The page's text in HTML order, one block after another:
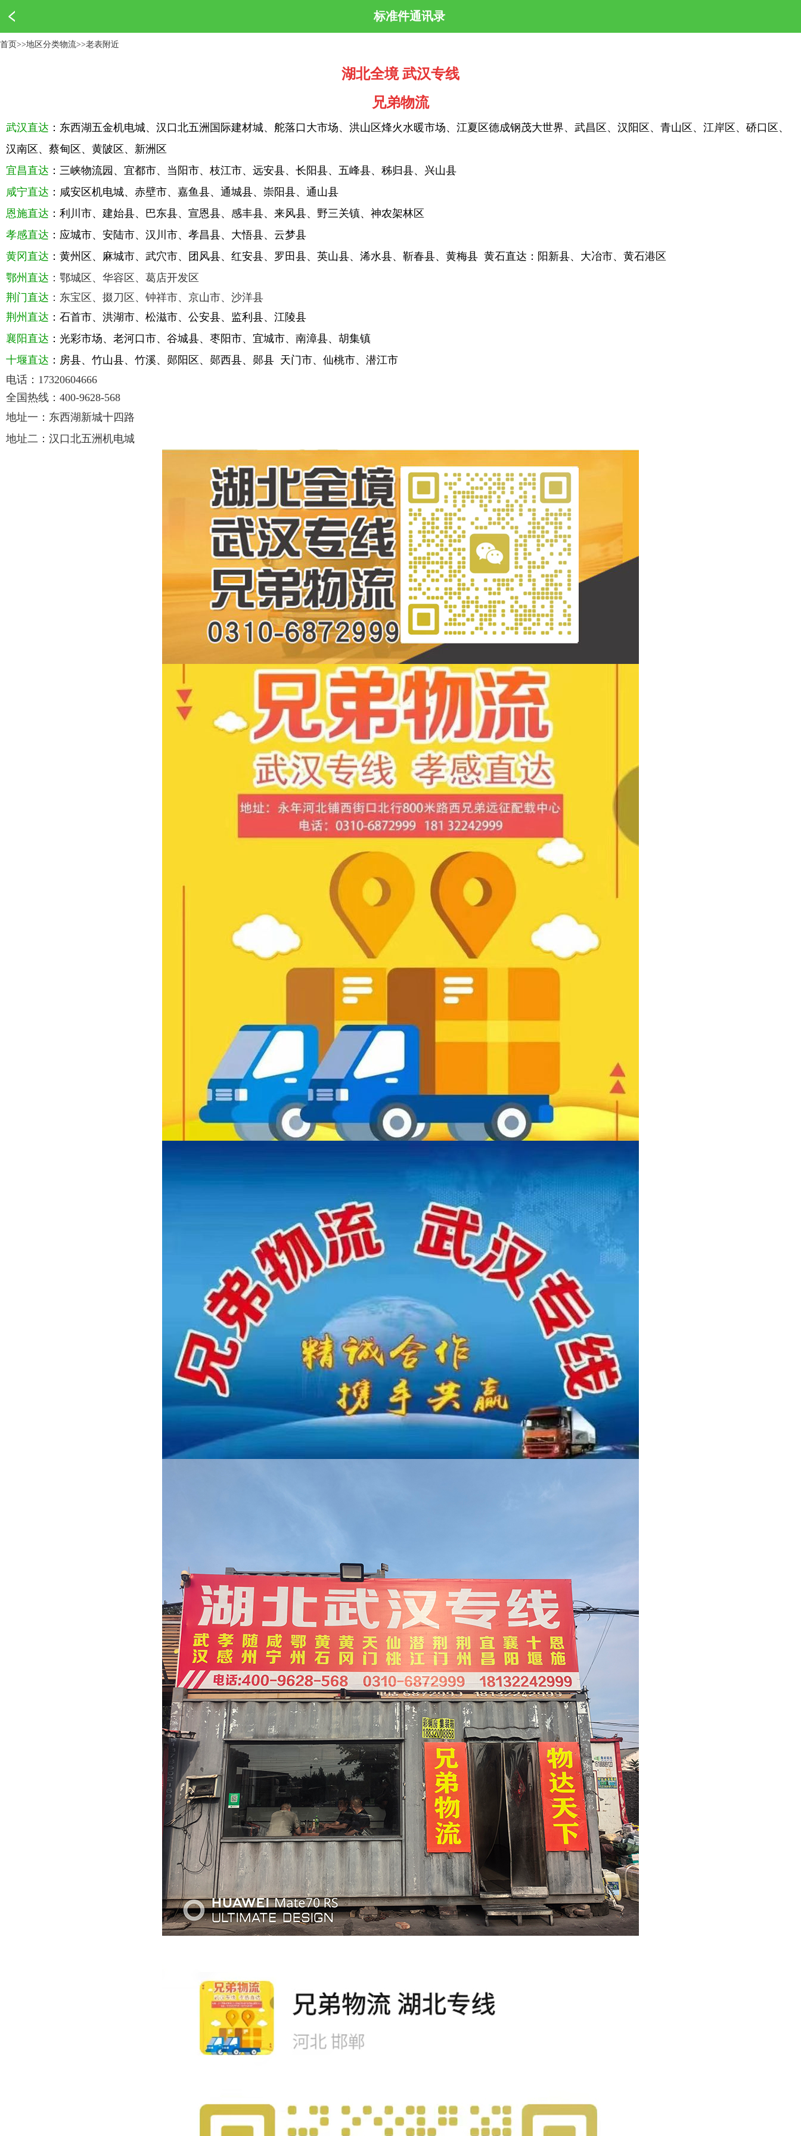
标准件通讯录
首页>>地区分类物流>>老表附近
湖北全境 武汉专线
兄弟物流
武汉直达 ：东西湖五金机电城、汉口北五洲国际建材城、舵落口大市场、洪山区烽火水暖市场、江夏区德成钢茂大世界、武昌区、汉阳区、青山区、江岸区、硚口区、
汉南区、蔡甸区、黄陂区、新洲区
宜昌直达 ：三峡物流园、宜都市、当阳市、枝江市、远安县、长阳县、五峰县、秭归县、兴山县
咸宁直达 ：咸安区机电城、赤壁市、嘉鱼县、通城县、崇阳县、通山县
恩施直达 ：利川市、建始县、巴东县、宣恩县、感丰县、来风县、野三关镇、神农架林区
孝感直达 ：应城市、安陆市、汉川市、孝昌县、大悟县、云梦县
黄冈直达 ：黄州区、麻城市、武穴市、团风县、红安县、罗田县、英山县、浠水县、靳春县、黄梅县 黄石直达：阳新县、大冶市、黄石港区
鄂州直达 ：鄂城区、华容区、葛店开发区
荆门直达 ：东宝区、掇刀区、钟祥市、京山市、沙洋县
荆州直达 ：石首市、洪湖市、松滋市、公安县、监利县、江陵县
襄阳直达 ：光彩市场、老河口市、谷城县、枣阳市、宜城市、南漳县、胡集镇
十堰直达 ：房县、竹山县、竹溪、郧阳区、郧西县、郧县 天门市、仙桃市、潜江市
电话： 17320604666
全国热线： 400-9628-568
地址一：东西湖新城十四路
地址二：汉口北五洲机电城